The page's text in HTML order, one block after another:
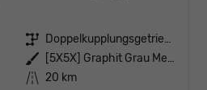
Getriebe
Doppelkupplungsgetriebe (DSG)
Außenfarbe
[5X5X] Graphit Grau Metallic
Kilometerstand 20 km